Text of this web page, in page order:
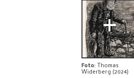
BIBLIOGRAFI
UTFORSK
+
Foto: Thomas
Widerberg (2024)